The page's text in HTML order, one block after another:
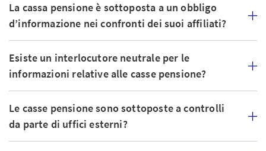
La cassa pensione è sottoposta a un obbligo
d’informazione nei confronti dei suoi affiliati?
Esiste un interlocutore neutrale per le
informazioni relative alle casse pensione?
Le casse pensione sono sottoposte a controlli
da parte di uffici esterni?